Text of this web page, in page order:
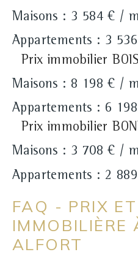
Maisons : 3 584 € / m
Appartements : 3
Prix immobilier
Maisons : 8 198 € / m
Appartements : 6
Prix immobilier
Maisons : 3 708 € / m
Appartements : 2
FAQ - PRIX
IMMOBILIÈRE
ALFORT